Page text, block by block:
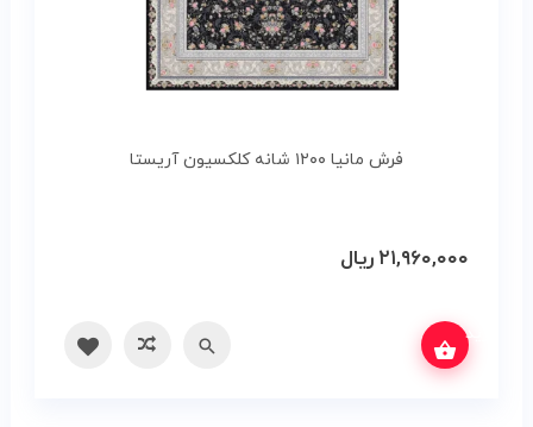
فرش مانیا ۱۲۰۰ شانه کلکسیون آریستا
۲۱,۹۶۰,۰۰۰ ریال
مقایسه بگیرید